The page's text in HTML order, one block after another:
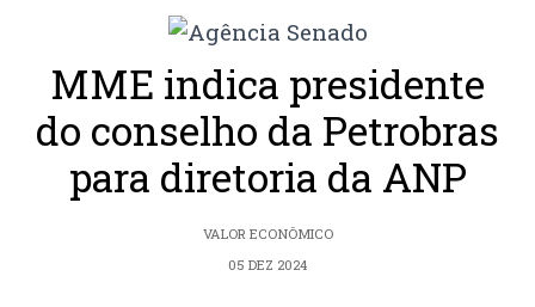
MME indica presidente
do conselho da Petrobras
para diretoria da ANP
VALOR ECONÔMICO
05 DEZ 2024